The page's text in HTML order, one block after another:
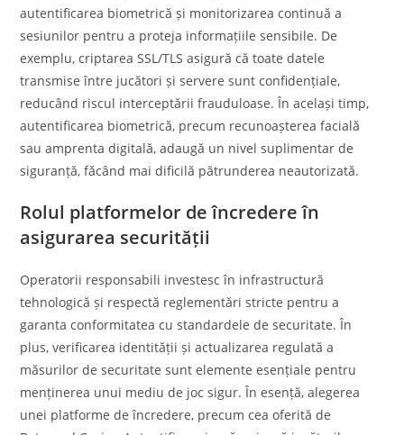
autentificarea biometrică și monitorizarea continuă a
sesiunilor pentru a proteja informațiile sensibile. De
exemplu, criptarea SSL/TLS asigură că toate datele
transmise între jucători și servere sunt confidențiale,
reducând riscul interceptării frauduloase. În același timp,
autentificarea biometrică, precum recunoașterea facială
sau amprenta digitală, adaugă un nivel suplimentar de
siguranță, făcând mai dificilă pătrunderea neautorizată.
Rolul platformelor de încredere în
asigurarea securității
Operatorii responsabili investesc în infrastructură
tehnologică și respectă reglementări stricte pentru a
garanta conformitatea cu standardele de securitate. În
plus, verificarea identității și actualizarea regulată a
măsurilor de securitate sunt elemente esențiale pentru
menținerea unui mediu de joc sigur. În esență, alegerea
unei platforme de încredere, precum cea oferită de